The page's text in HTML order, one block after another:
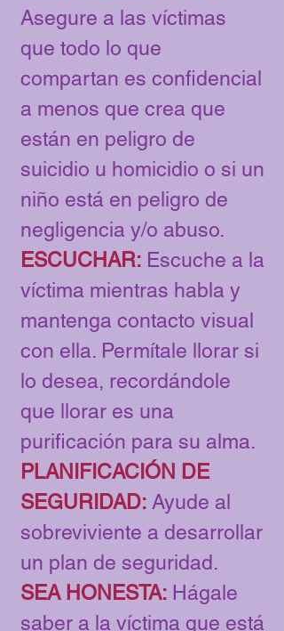
Asegure a las víctimas
que todo lo que
compartan es confidencial
a menos que crea que
están en peligro de
suicidio u homicidio o si un
niño está en peligro de
negligencia y/o abuso.
ESCUCHAR: Escuche a la
víctima mientras habla y
mantenga contacto visual
con ella. Permítale llorar si
lo desea, recordándole
que llorar es una
purificación para su alma.
PLANIFICACIÓN DE
SEGURIDAD: Ayude al
sobreviviente a desarrollar
un plan de seguridad.
SEA HONESTA: Hágale
saber a la víctima que está